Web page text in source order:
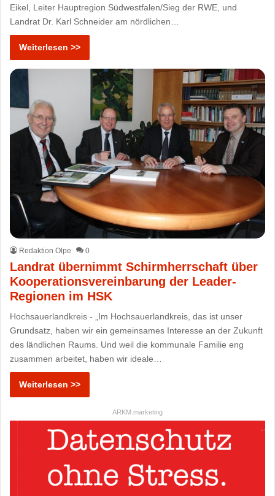
Eikel, Leiter Hauptregion Südwestfalen/Sieg der RWE, und
Landrat Dr. Karl Schneider am nördlichen…
Weiterlesen >>
Redaktion Olpe 0
Landrat übernimmt Schirmherrschaft über
Kooperationsvereinbarung der Leader-
Regionen im HSK
Hochsauerlandkreis - „Im Hochsauerlandkreis, das ist unser
Grundsatz, haben wir ein gemeinsames Interesse an der Zukunft
des ländlichen Raums. Und weil die kommunale Familie eng
zusammen arbeitet, haben wir ideale…
Weiterlesen >>
ARKM.marketing